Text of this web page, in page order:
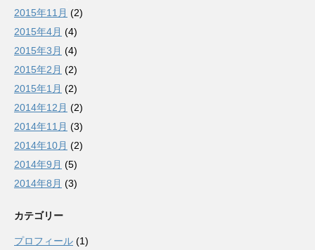
2015年11月 (2)
2015年4月 (4)
2015年3月 (4)
2015年2月 (2)
2015年1月 (2)
2014年12月 (2)
2014年11月 (3)
2014年10月 (2)
2014年9月 (5)
2014年8月 (3)
カテゴリー
プロフィール (1)